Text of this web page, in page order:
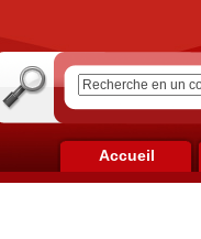
Accueil